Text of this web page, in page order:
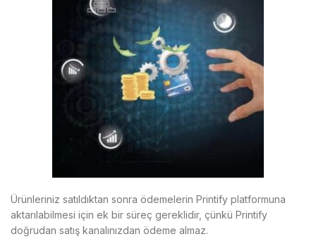
Ürünleriniz satıldıktan sonra ödemelerin Printify platformuna
aktarılabilmesi için ek bir süreç gereklidir, çünkü Printify
doğrudan satış kanalınızdan ödeme almaz.